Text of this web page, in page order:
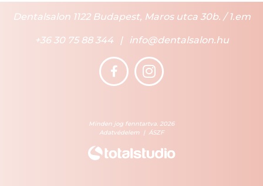
Dentalsalon 1122 Budapest, Maros utca 30b. / 1.em
+36 30 75 88 344 | info@dentalsalon.hu
Minden jog fenntartva. 2026
Adatvédelem | ÁSZF